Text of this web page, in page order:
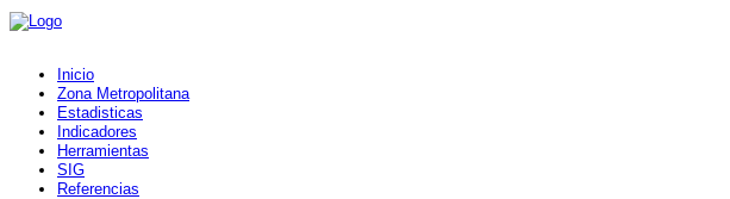
Inicio
Zona Metropolitana
Estadisticas
Indicadores
Herramientas
SIG
Referencias